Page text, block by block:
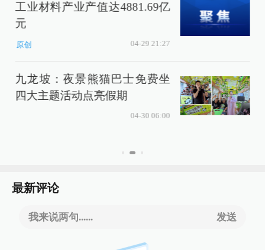
工业材料产业产值达4881.69亿
元
原创 04-29 21:27
九龙坡：夜景熊猫巴士免费坐
四大主题活动点亮假期
04-30 06:00
最新评论
我来说两句...... 发送